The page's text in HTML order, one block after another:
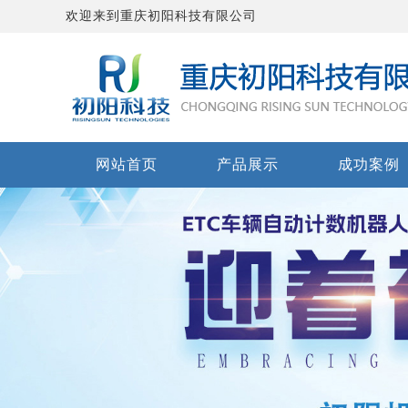
欢迎来到重庆初阳科技有限公司
网站首页 产品展示 成功案例